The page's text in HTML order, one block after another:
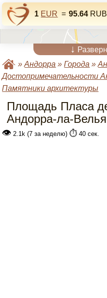
1 EUR = 95.64 RUB
↓
»Андорра »Города »
Достопримечательности
Памятники архитектуры
Площадь Пласа
Андорра-ла-Велья
👁 2.1k (7 за неделю) ⏱️ 40 сек.